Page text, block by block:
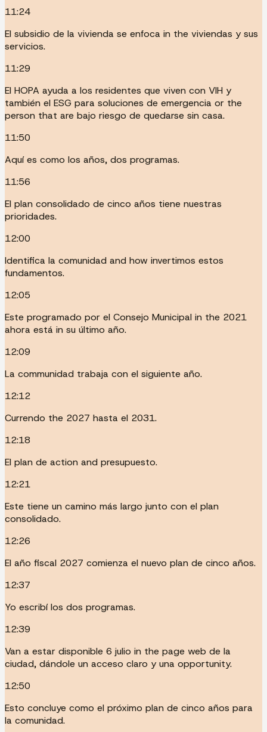
11:24
El subsidio de la vivienda se enfoca in the viviendas y sus
servicios.
11:29
El HOPA ayuda a los residentes que viven con VIH y
también el ESG para soluciones de emergencia or the
person that are bajo riesgo de quedarse sin casa.
11:50
Aquí es como los años, dos programas.
11:56
El plan consolidado de cinco años tiene nuestras
prioridades.
12:00
Identifica la comunidad and how invertimos estos
fundamentos.
12:05
Este programado por el Consejo Municipal in the 2021
ahora está in su último año.
12:09
La communidad trabaja con el siguiente año.
12:12
Currendo the 2027 hasta el 2031.
12:18
El plan de action and presupuesto.
12:21
Este tiene un camino más largo junto con el plan
consolidado.
12:26
El año fiscal 2027 comienza el nuevo plan de cinco años.
12:37
Yo escribí los dos programas.
12:39
Van a estar disponible 6 julio in the page web de la
ciudad, dándole un acceso claro y una opportunity.
12:50
Esto concluye como el próximo plan de cinco años para
la comunidad.